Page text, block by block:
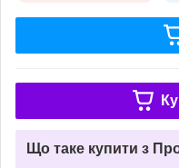
Що таке купити з